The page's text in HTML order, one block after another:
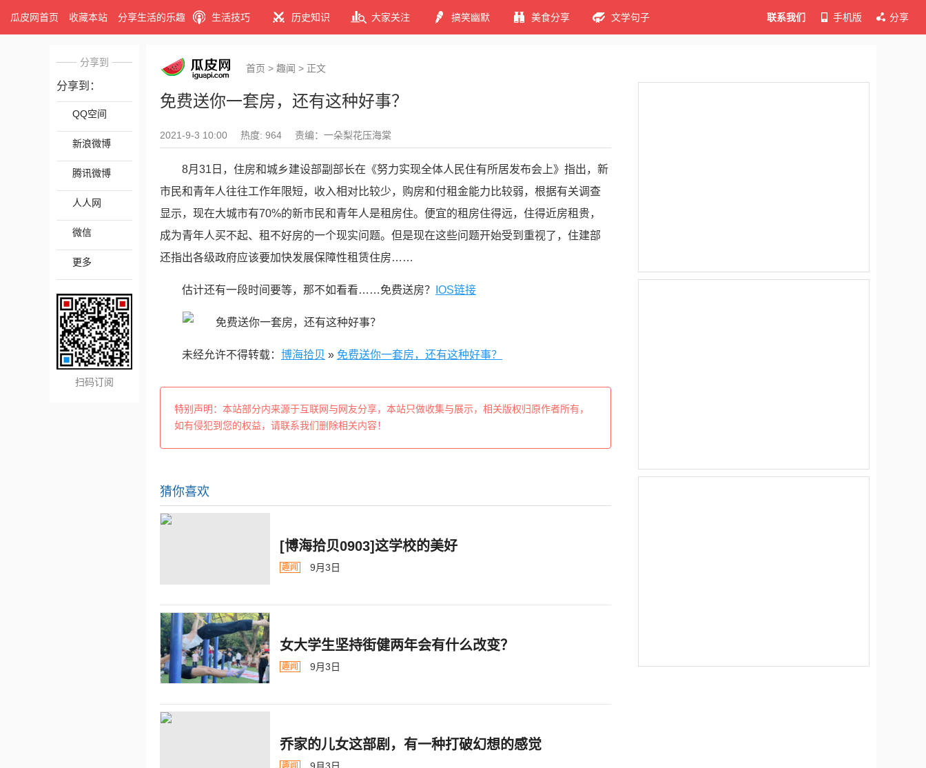
瓜皮网首页 收藏本站 分享生活的乐趣 生活技巧 历史知识 大家关注 搞笑幽默 美食分享 文学句子 联系我们 手机版 分享
分享到
分享到：
QQ空间
新浪微博
腾讯微博
人人网
微信
更多
扫码订阅
首页 > 趣闻 > 正文
免费送你一套房，还有这种好事？
2021-9-3 10:00 热度: 964 责编：一朵梨花压海棠
8月31日，住房和城乡建设部副部长在《努力实现全体人民住有所居发布会上》指出，新
市民和青年人往往工作年限短，收入相对比较少，购房和付租金能力比较弱，根据有关调查
显示，现在大城市有70%的新市民和青年人是租房住。便宜的租房住得远，住得近房租贵，
成为青年人买不起、租不好房的一个现实问题。但是现在这些问题开始受到重视了，住建部
还指出各级政府应该要加快发展保障性租赁住房……
估计还有一段时间要等，那不如看看……免费送房？ IOS链接
未经允许不得转载： 博海拾贝 » 免费送你一套房，还有这种好事？
特别声明：本站部分内来源于互联网与网友分享，本站只做收集与展示，相关版权归原作者所有，
如有侵犯到您的权益，请联系我们删除相关内容！
猜你喜欢
[博海拾贝0903]这学校的美好
趣闻 9月3日
女大学生坚持街健两年会有什么改变？
趣闻 9月3日
乔家的儿女这部剧，有一种打破幻想的感觉
趣闻 9月3日